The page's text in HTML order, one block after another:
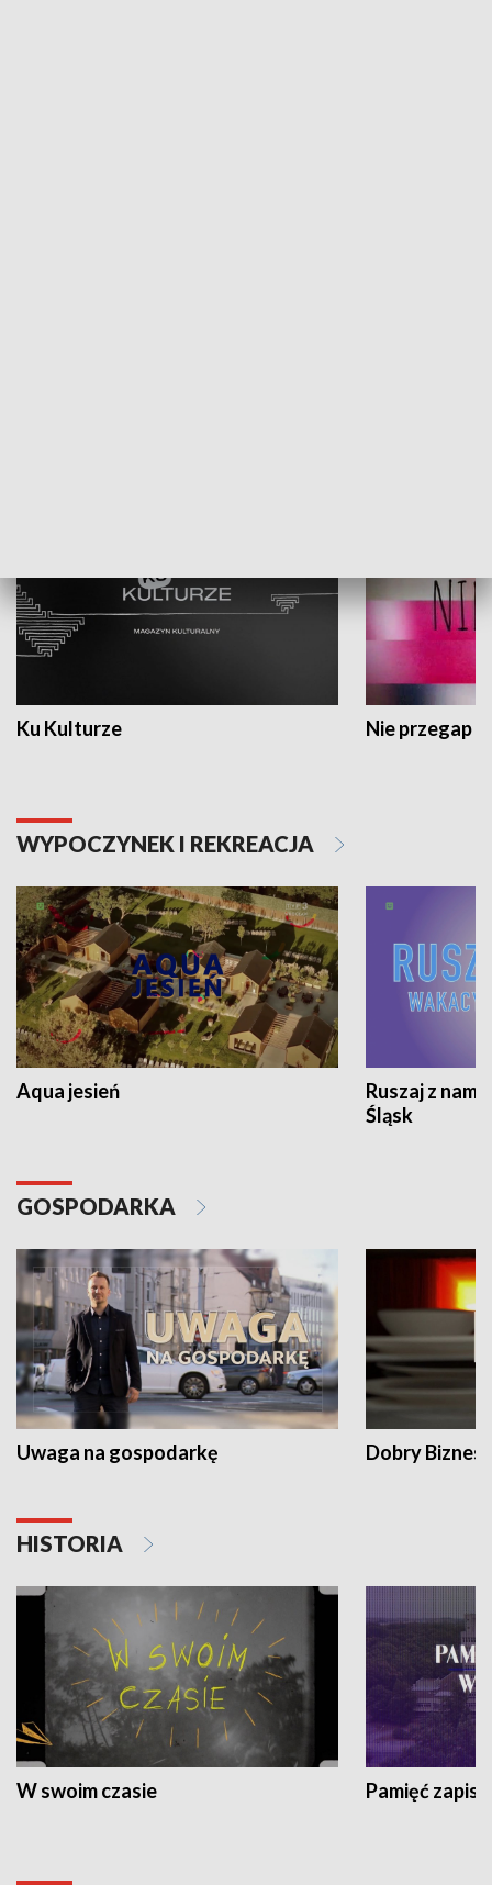
Ku Kulturze Nie przegap
WYPOCZYNEK I REKREACJA
Aqua jesień
Ruszaj z
Śląsk
GOSPODARKA
Uwaga na gospodarkę Dobry Biznes
HISTORIA
W swoim czasie Pamięć